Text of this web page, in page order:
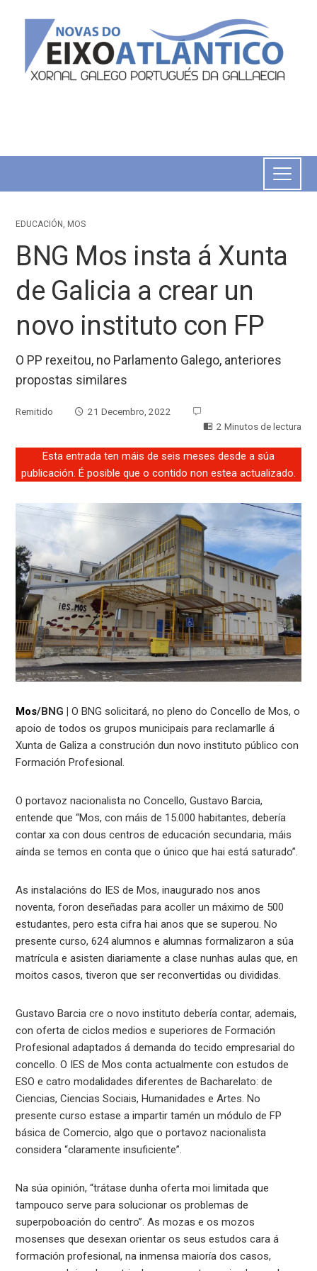
EDUCACIÓN , MOS
BNG Mos insta á Xunta
de Galicia a crear un
novo instituto con FP
O PP rexeitou, no Parlamento Galego, anteriores
propostas similares
Remitido
21 Decembro, 2022
2 Minutos de lectura
Esta entrada ten máis de seis meses desde a súa
publicación. É posible que o contido non estea actualizado.
Mos/BNG | O BNG solicitará, no pleno do Concello de Mos, o
apoio de todos os grupos municipais para reclamarlle á
Xunta de Galiza a construción dun novo instituto público con
Formación Profesional.
O portavoz nacionalista no Concello, Gustavo Barcia,
entende que “Mos, con máis de 15.000 habitantes, debería
contar xa con dous centros de educación secundaria, máis
aínda se temos en conta que o único que hai está saturado”.
As instalacións do IES de Mos, inaugurado nos anos
noventa, foron deseñadas para acoller un máximo de 500
estudantes, pero esta cifra hai anos que se superou. No
presente curso, 624 alumnos e alumnas formalizaron a súa
matrícula e asisten diariamente a clase nunhas aulas que, en
moitos casos, tiveron que ser reconvertidas ou divididas.
Gustavo Barcia cre o novo instituto debería contar, ademais,
con oferta de ciclos medios e superiores de Formación
Profesional adaptados á demanda do tecido empresarial do
concello. O IES de Mos conta actualmente con estudos de
ESO e catro modalidades diferentes de Bacharelato: de
Ciencias, Ciencias Sociais, Humanidades e Artes. No
presente curso estase a impartir tamén un módulo de FP
básica de Comercio, algo que o portavoz nacionalista
considera “claramente insuficiente”.
Na súa opinión, “trátase dunha oferta moi limitada que
tampouco serve para solucionar os problemas de
superpoboación do centro”. As mozas e os mozos
mosenses que desexan orientar os seus estudos cara á
formación profesional, na inmensa maioría dos casos,